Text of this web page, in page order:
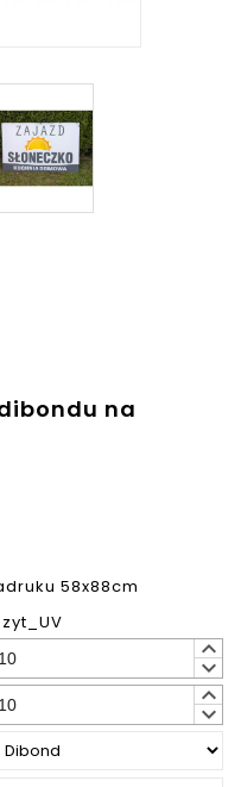
na
58x88cm
keyboard_arrow_up
keyboard_arrow_down
keyboard_arrow_up
keyboard_arrow_down